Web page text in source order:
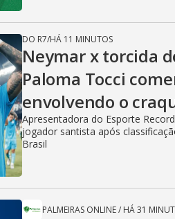
DO R7/HÁ 11 MINUTOS
Neymar x torcida
Paloma Tocci
envolvendo o
Apresentadora do Esporte
jogador santista após
Brasil
PALMEIRAS ONLINE/ HÁ 31